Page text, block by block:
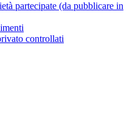
partecipate (da pubblicare in
controllati